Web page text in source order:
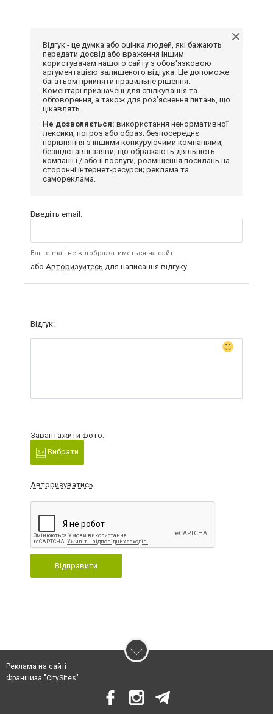
Відгук - це думка або оцінка людей, які бажають
передати досвід або враження іншим
користувачам нашого сайту з обов'язковою
аргументацією залишеного відгука. Це допоможе
багатьом прийняти правильне рішення.
Коментарі призначені для спілкування та
обговорення, а також для роз'яснення питань, що
цікавлять.
Не дозволяється: використання ненормативної
лексики, погроз або образ; безпосереднє
порівняння з іншими конкуруючими компаніями;
безпідставні заяви, що ображають діяльність
компанії і / або її послуги; розміщення посилань на
сторонні інтернет-ресурси; реклама та
самореклама.
Введіть email:
Ваш e-mail не відображатиметься на сайті
або Авторизуйтесь для написання відгуку
Відгук:
Завантажити фото:
Вибрати
Авторизуватись
Відправити
Реклама на сайті
Франшиза "CitySites"